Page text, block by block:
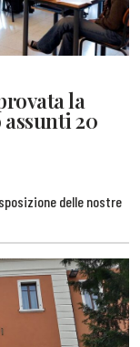
la
20
delle nostre